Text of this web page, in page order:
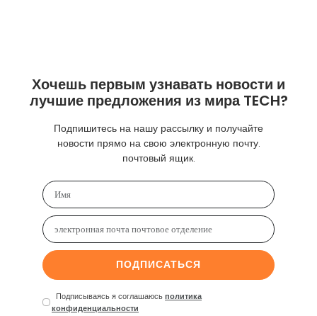
Хочешь первым узнавать новости и
лучшие предложения из мира TECH?
Подпишитесь на нашу рассылку и получайте
новости прямо на свою электронную почту.
почтовый ящик.
ПОДПИСАТЬСЯ
Подписываясь я соглашаюсь политика
конфиденциальности